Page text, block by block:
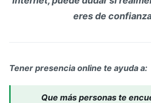
eres de
Tener presencia online te ayuda a:
Que más personas te